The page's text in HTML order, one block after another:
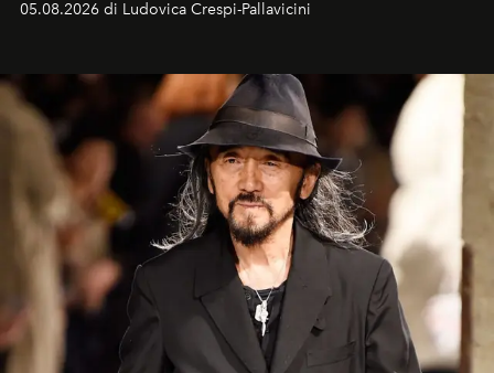
05.08.2026 di Ludovica Crespi-Pallavicini